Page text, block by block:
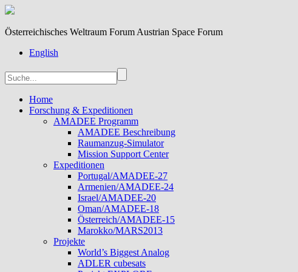
Österreichisches Weltraum Forum Austrian Space Forum
English
Home
Forschung & Expeditionen
AMADEE Programm
AMADEE Beschreibung
Raumanzug-Simulator
Mission Support Center
Expeditionen
Portugal/AMADEE-27
Armenien/AMADEE-24
Israel/AMADEE-20
Oman/AMADEE-18
Österreich/AMADEE-15
Marokko/MARS2013
Projekte
World’s Biggest Analog
ADLER cubesats